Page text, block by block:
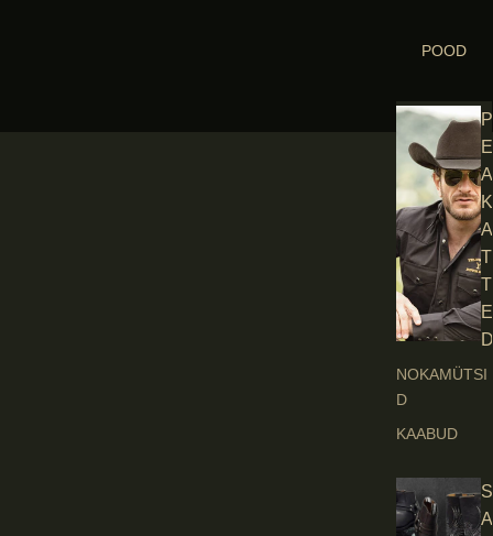
POOD
P
E
A
K
A
T
T
E
D
NOKAMÜTSI
D
KAABUD
S
A